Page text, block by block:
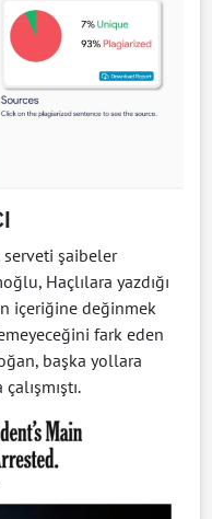
serveti şaibeler
Haçlılara yazdığı
içeriğine değinmek
fark eden
başka yollara